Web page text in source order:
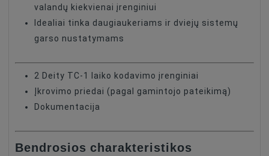
valandų kiekvienai įrenginiui
Idealiai tinka daugiaukeriams ir dviejų sistemų
garso nustatymams
2 Deity TC-1 laiko kodavimo įrenginiai
Įkrovimo priedai (pagal gamintojo pateikimą)
Dokumentacija
Bendrosios charakteristikos